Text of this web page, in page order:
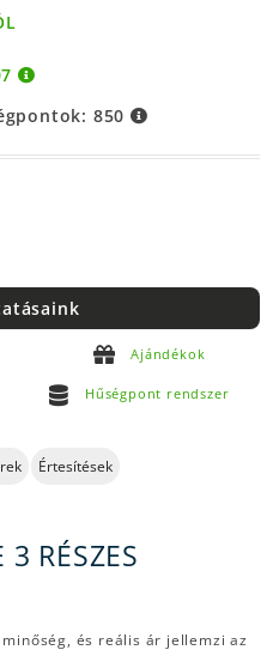
850
Ajándékok
Hűségpont rendszer
Értesítések
3 RÉSZES
és reális ár jellemzi az